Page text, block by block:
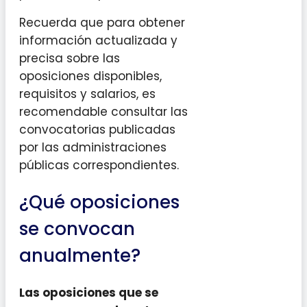
Recuerda que para obtener
información actualizada y
precisa sobre las
oposiciones disponibles,
requisitos y salarios, es
recomendable consultar las
convocatorias publicadas
por las administraciones
públicas correspondientes.
¿Qué oposiciones
se convocan
anualmente?
Las oposiciones que se